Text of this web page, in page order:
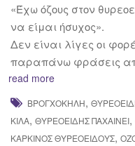
«Έχω όζους στον
να είμαι ήσυχος».
Δεν είναι λίγες οι
παραπάνω φράσεις
read more
ΒΡΟΓΧΟΚΉΛΗ,
ΚΙΛΆ, ΘΥΡΕΟΕΙΔΗΣ ΠΑΧΑΙΝΕΙ,
ΚΑΡΚΊΝΟΣ ΘΥΡΕΟΕΙΔΟΎΣ,